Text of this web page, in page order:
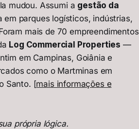
mudou. Assumi a gestão da
parques logísticos, indústrias,
mais de 70 empreendimentos
Log Commercial Properties —
em Campinas, Goiânia e
como o Martminas em
Santo. [mais informações e
própria lógica.